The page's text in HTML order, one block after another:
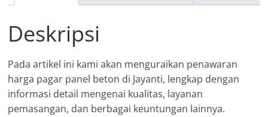
Deskripsi
Pada artikel ini kami akan menguraikan penawaran
harga pagar panel beton di Jayanti, lengkap dengan
informasi detail mengenai kualitas, layanan
pemasangan, dan berbagai keuntungan lainnya.